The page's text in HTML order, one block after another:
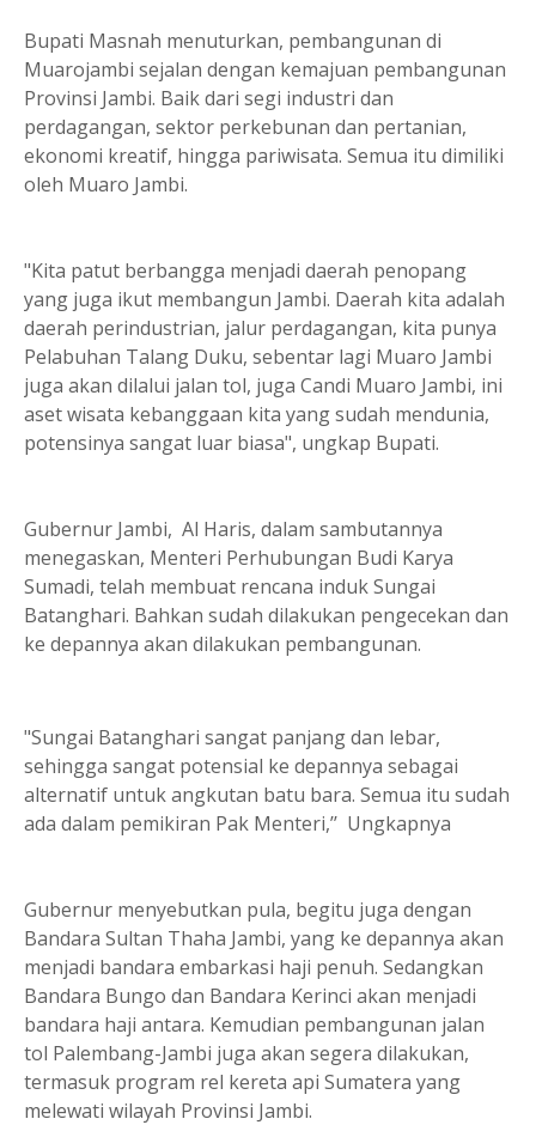
Bupati Masnah menuturkan, pembangunan di
Muarojambi sejalan dengan kemajuan pembangunan
Provinsi Jambi. Baik dari segi industri dan
perdagangan, sektor perkebunan dan pertanian,
ekonomi kreatif, hingga pariwisata. Semua itu dimiliki
oleh Muaro Jambi.
"Kita patut berbangga menjadi daerah penopang
yang juga ikut membangun Jambi. Daerah kita adalah
daerah perindustrian, jalur perdagangan, kita punya
Pelabuhan Talang Duku, sebentar lagi Muaro Jambi
juga akan dilalui jalan tol, juga Candi Muaro Jambi, ini
aset wisata kebanggaan kita yang sudah mendunia,
potensinya sangat luar biasa", ungkap Bupati.
Gubernur Jambi, Al Haris, dalam sambutannya
menegaskan, Menteri Perhubungan Budi Karya
Sumadi, telah membuat rencana induk Sungai
Batanghari. Bahkan sudah dilakukan pengecekan dan
ke depannya akan dilakukan pembangunan.
"Sungai Batanghari sangat panjang dan lebar,
sehingga sangat potensial ke depannya sebagai
alternatif untuk angkutan batu bara. Semua itu sudah
ada dalam pemikiran Pak Menteri,’’ Ungkapnya
Gubernur menyebutkan pula, begitu juga dengan
Bandara Sultan Thaha Jambi, yang ke depannya akan
menjadi bandara embarkasi haji penuh. Sedangkan
Bandara Bungo dan Bandara Kerinci akan menjadi
bandara haji antara. Kemudian pembangunan jalan
tol Palembang-Jambi juga akan segera dilakukan,
termasuk program rel kereta api Sumatera yang
melewati wilayah Provinsi Jambi.